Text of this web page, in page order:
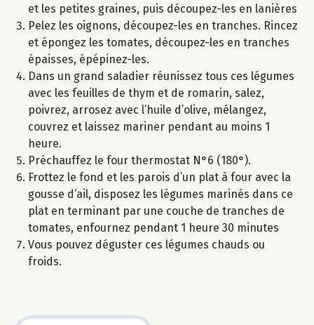
et les petites graines, puis découpez-les en lanières
Pelez les oignons, découpez-les en tranches. Rincez
et épongez les tomates, découpez-les en tranches
épaisses, épépinez-les.
Dans un grand saladier réunissez tous ces légumes
avec les feuilles de thym et de romarin, salez,
poivrez, arrosez avec l’huile d’olive, mélangez,
couvrez et laissez mariner pendant au moins 1
heure.
Préchauffez le four thermostat N°6 (180°).
Frottez le fond et les parois d’un plat à four avec la
gousse d’ail, disposez les légumes marinés dans ce
plat en terminant par une couche de tranches de
tomates, enfournez pendant 1 heure 30 minutes
Vous pouvez déguster ces légumes chauds ou
froids.